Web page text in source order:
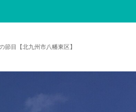
目【北九州市八幡東区】